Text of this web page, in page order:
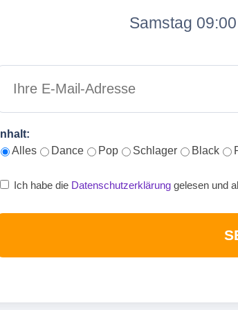
Samstag
Inhalt:
Alles
Dance Pop Schlager Black
Ich habe die Datenschutzerklärung gelesen und